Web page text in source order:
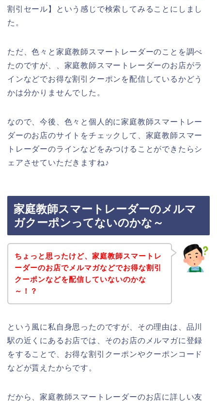
割引セール】という感じで検索してみることにしまし
た。
ただ、色々と家庭教師スマートレーダーのことを調べ
たのですが、、家庭教師スマートレーダーのお店がラ
インなどでお得な割引クーポンを配信しているかどう
かは分かりませんでした。
なので、今後、色々と個人的に家庭教師スマートレー
ダーのお店のサイトをチェックして、家庭教師スマー
トレーダーのラインなどをみつけることができたらシ
ェアさせていただきますね♪
家庭教師スマートレーダーのメルマ
ガクーポンってないのかな～
ちょっと思ったけど、家庭教師スマートレ
ーダーのお店でメルマガなどでお得な割引
クーポンなどを配信していないのかな
～！？
という風に私自身思ったのですが、その理由は、品川
駅の近くにあるお店では、そのお店のメルマガに登録
をすることで、お得な割引クーポンやクーポンコード
などが貰えたからです。
だから、家庭教師スマートレーダーのお店に詳しい友